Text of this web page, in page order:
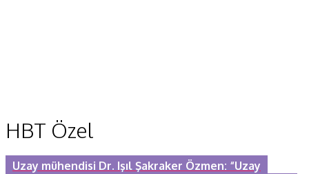
HBT Özel
Uzay mühendisi Dr. Işıl Şakraker Özmen: “Uzay